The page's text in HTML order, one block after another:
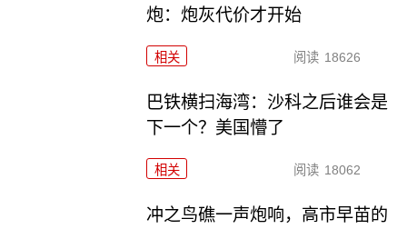
炮：炮灰代价才开始
相关 阅读 18626
巴铁横扫海湾：沙科之后谁会是
下一个？美国懵了
相关 阅读 18062
冲之鸟礁一声炮响，高市早苗的